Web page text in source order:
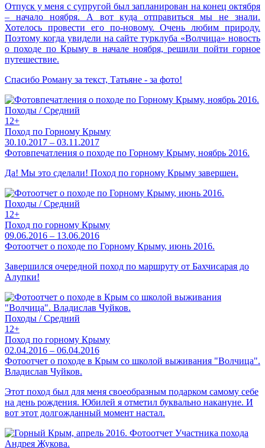
Отпуск у меня с супругой был запланирован на конец октября
– начало ноября. А вот куда отправиться мы не знали.
Хотелось провести его по-новому. Очень любим природу.
Поэтому когда увидели на сайте турклуба «Волчица» новость
о походе по Крыму в начале ноября, решили пойти горное
путешествие.
Спасибо Роману за текст, Татьяне - за фото!
Походы / Средний
12+
Поход по Горному Крыму
30.10.2017 – 03.11.2017
Фотовпечатления о походе по Горному Крыму, ноябрь 2016.
Да! Мы это сделали! Поход по горному Крыму завершен.
Походы / Средний
12+
Поход по горному Крыму
09.06.2016 – 13.06.2016
Фотоотчет о походе по Горному Крыму, июнь 2016.
Завершился очередной поход по маршруту от Бахчисарая до
Алупки!
Походы / Средний
12+
Поход по горному Крыму
02.04.2016 – 06.04.2016
Фотоотчет о походе в Крым со школой выживания "Волчица".
Владислав Чуйков.
Этот поход был для меня своеобразным подарком самому себе
на день рождения. Юбилей я отметил буквально накануне. И
вот этот долгожданный момент настал.